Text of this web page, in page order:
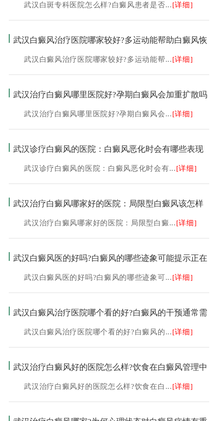
武汉白斑专科医院怎么样?白癜风患者是否...[详细]
武汉白癜风治疗医院哪家较好?多运动能帮助白癜风恢
武汉白癜风治疗医院哪家较好?多运动能帮...[详细]
武汉治疗白癜风哪里医院好?孕期白癜风会加重扩散吗
武汉治疗白癜风哪里医院好?孕期白癜风会...[详细]
武汉诊疗白癜风的医院：白癜风恶化时会有哪些表现
武汉诊疗白癜风的医院：白癜风恶化时会有...[详细]
武汉治疗白癜风哪家好的医院：局限型白癜风该怎样
武汉治疗白癜风哪家好的医院：局限型白癜...[详细]
武汉白癜风医的好吗?白癜风的哪些迹象可能提示正在
武汉白癜风医的好吗?白癜风的哪些迹象可...[详细]
武汉白癜风治疗医院哪个看的好?白癜风的干预通常需
武汉白癜风治疗医院哪个看的好?白癜风的...[详细]
武汉治疗白癜风好的医院怎么样?饮食在白癜风管理中
武汉治疗白癜风好的医院怎么样?饮食在白...[详细]